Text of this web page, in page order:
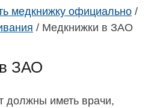
медкнижку официально /
/ Медкнижки в ЗАО
ЗАО
должны иметь врачи,